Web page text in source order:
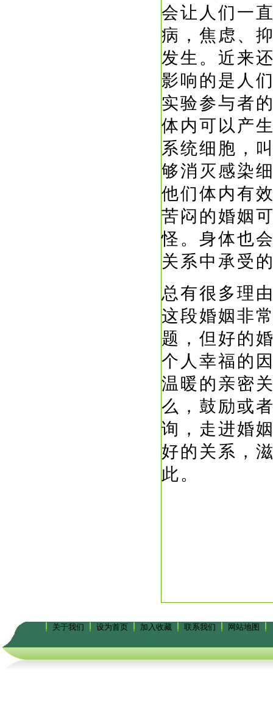
会让人们一
病，焦虑、
发生。近来
影响的是人
实验参与者
体内可以产
系统细胞，
够消灭感染
他们体内有
苦闷的婚姻
怪。身体也
关系中承受
总有很多理
这段婚姻非
题，但好的
个人幸福的
温暖的亲密
么，鼓励或
询，走进婚
好的关系，
此。
关于我们 设为首页 加入收藏 联系我们 网站地图